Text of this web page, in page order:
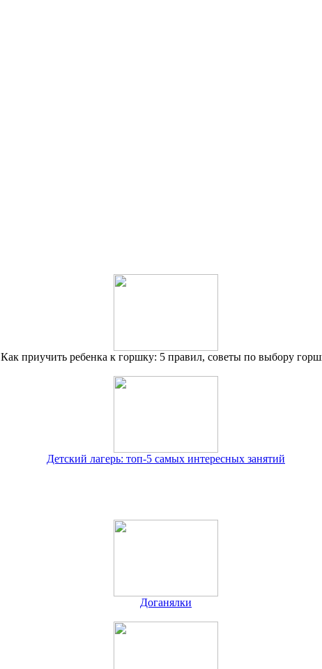
Как приучить ребенка к горшку: 5 правил, советы по выбору
Детский лагерь: топ-5 самых интересных занятий
Доганялки